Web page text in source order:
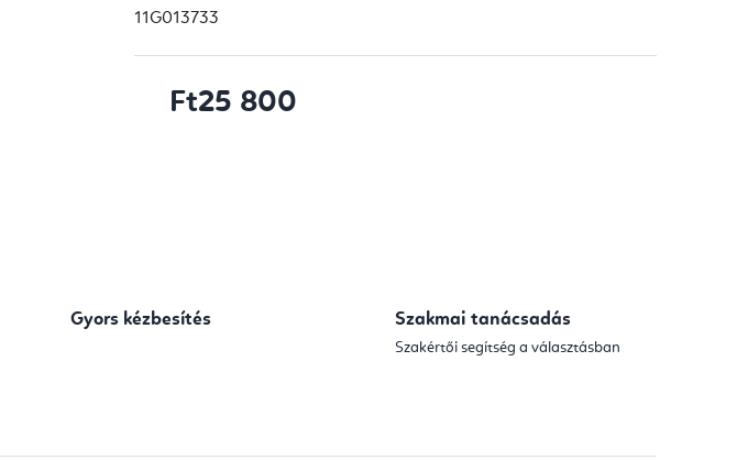
11G013733
Ft25 800
Gyors kézbesítés Szakmai tanácsadás
Szakértői segítség a választásban